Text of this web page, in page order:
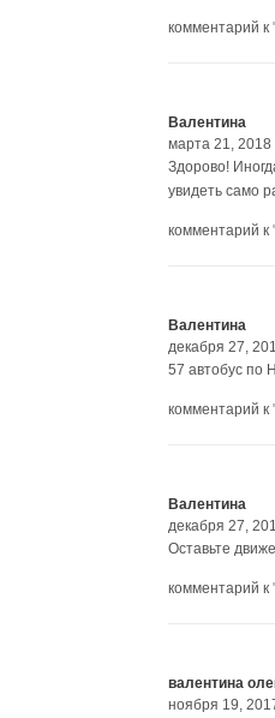
комментарий к
Валентина
марта 21, 2018
Здорово!
увидеть само
комментарий к
Валентина
декабря 27,
57 автобус по
комментарий к
Валентина
декабря 27,
Оставьте
комментарий к
валентина
ноября 19,